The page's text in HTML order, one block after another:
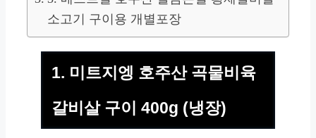
소고기 구이용 개별포장
1. 미트지엥 호주산 곡물비육
갈비살 구이 400g (냉장)